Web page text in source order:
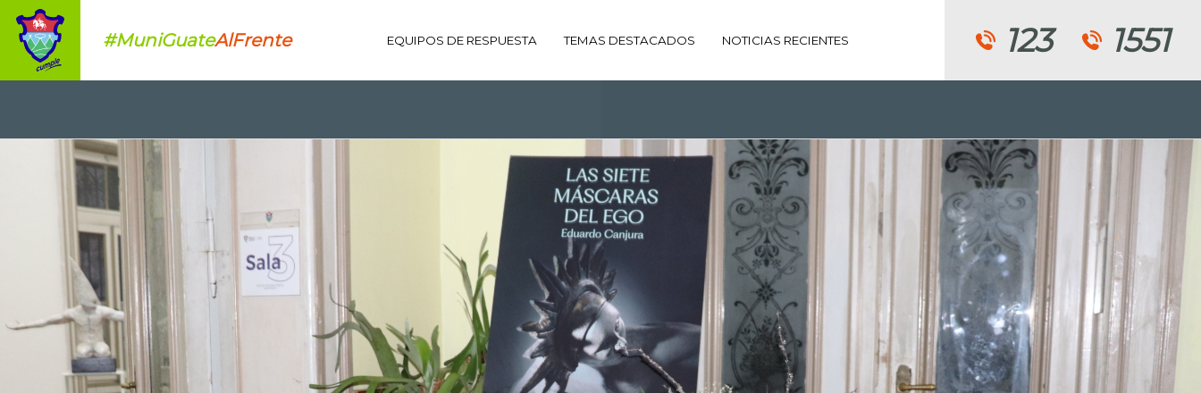
EQUIPOS DE RESPUESTA TEMAS DESTACADOS NOTICIAS RECIENTES 123 1551
#MuniGuateAlFrente